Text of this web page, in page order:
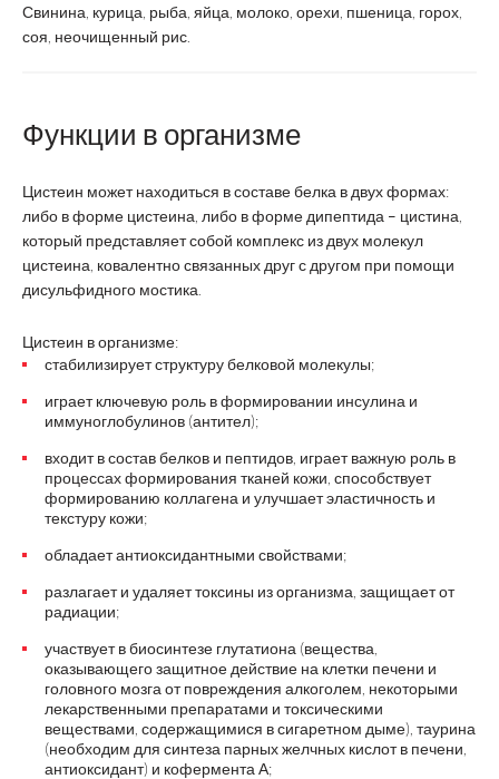
Свинина, курица, рыба, яйца, молоко, орехи, пшеница, горох,
соя, неочищенный рис.
Функции в организме
Цистеин может находиться в составе белка в двух формах:
либо в форме цистеина, либо в форме дипептида – цистина,
который представляет собой комплекс из двух молекул
цистеина, ковалентно связанных друг с другом при помощи
дисульфидного мостика.
Цистеин в организме:
стабилизирует структуру белковой молекулы;
играет ключевую роль в формировании инсулина и
иммуноглобулинов (антител);
входит в состав белков и пептидов, играет важную роль в
процессах формирования тканей кожи, способствует
формированию коллагена и улучшает эластичность и
текстуру кожи;
обладает антиоксидантными свойствами;
разлагает и удаляет токсины из организма, защищает от
радиации;
участвует в биосинтезе глутатиона (вещества,
оказывающего защитное действие на клетки печени и
головного мозга от повреждения алкоголем, некоторыми
лекарственными препаратами и токсическими
веществами, содержащимися в сигаретном дыме), таурина
(необходим для синтеза парных желчных кислот в печени,
антиоксидант) и кофермента А;